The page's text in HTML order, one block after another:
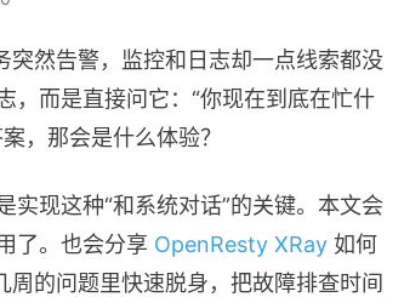
突然告警，监控和日志却一点线索都没
，而是直接问它：“你现在到底在忙什
，那会是什么体验？
实现这种“和系统对话”的关键。本文会
了。也会分享 OpenResty XRay 如何
周的问题里快速脱身，把故障排查时间